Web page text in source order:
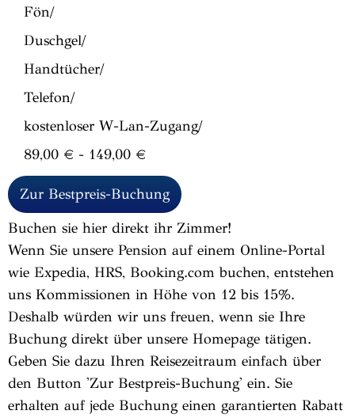
Fön/
Duschgel/
Handtücher/
Telefon/
kostenloser W-Lan-Zugang/
89,00 € - 149,00 €
Zur Bestpreis-Buchung
Buchen sie hier direkt ihr Zimmer!
Wenn Sie unsere Pension auf einem Online-Portal
wie Expedia, HRS, Booking.com buchen, entstehen
uns Kommissionen in Höhe von 12 bis 15%.
Deshalb würden wir uns freuen, wenn sie Ihre
Buchung direkt über unsere Homepage tätigen.
Geben Sie dazu Ihren Reisezeitraum einfach über
den Button 'Zur Bestpreis-Buchung' ein. Sie
erhalten auf jede Buchung einen garantierten Rabatt